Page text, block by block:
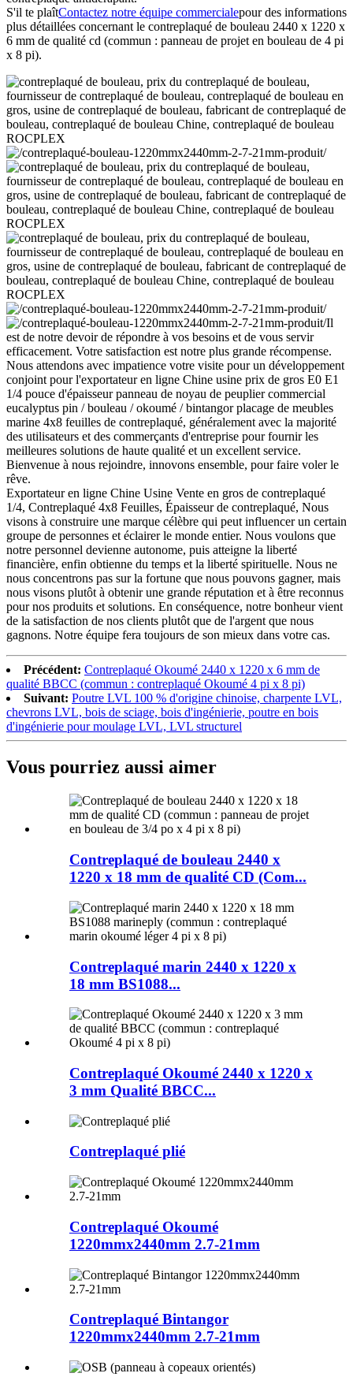
S'il te plaîtContactez notre équipe commercialepour des informations
plus détaillées concernant le contreplaqué de bouleau 2440 x 1220 x
6 mm de qualité cd (commun : panneau de projet en bouleau de 4 pi
x 8 pi).
Il
est de notre devoir de répondre à vos besoins et de vous servir
efficacement. Votre satisfaction est notre plus grande récompense.
Nous attendons avec impatience votre visite pour un développement
conjoint pour l'exportateur en ligne Chine usine prix de gros E0 E1
1/4 pouce d'épaisseur panneau de noyau de peuplier commercial
eucalyptus pin / bouleau / okoumé / bintangor placage de meubles
marine 4x8 feuilles de contreplaqué, généralement avec la majorité
des utilisateurs et des commerçants d'entreprise pour fournir les
meilleures solutions de haute qualité et un excellent service.
Bienvenue à nous rejoindre, innovons ensemble, pour faire voler le
rêve.
Exportateur en ligne Chine Usine Vente en gros de contreplaqué
1/4, Contreplaqué 4x8 Feuilles, Épaisseur de contreplaqué, Nous
visons à construire une marque célèbre qui peut influencer un certain
groupe de personnes et éclairer le monde entier. Nous voulons que
notre personnel devienne autonome, puis atteigne la liberté
financière, enfin obtienne du temps et la liberté spirituelle. Nous ne
nous concentrons pas sur la fortune que nous pouvons gagner, mais
nous visons plutôt à obtenir une grande réputation et à être reconnus
pour nos produits et solutions. En conséquence, notre bonheur vient
de la satisfaction de nos clients plutôt que de l'argent que nous
gagnons. Notre équipe fera toujours de son mieux dans votre cas.
Précédent: Contreplaqué Okoumé 2440 x 1220 x 6 mm de
qualité BBCC (commun : contreplaqué Okoumé 4 pi x 8 pi)
Suivant: Poutre LVL 100 % d'origine chinoise, charpente LVL,
chevrons LVL, bois de sciage, bois d'ingénierie, poutre en bois
d'ingénierie pour moulage LVL, LVL structurel
Vous pourriez aussi aimer
Contreplaqué de bouleau 2440 x
1220 x 18 mm de qualité CD (Com...
Contreplaqué marin 2440 x 1220 x
18 mm BS1088...
Contreplaqué Okoumé 2440 x 1220 x
3 mm Qualité BBCC...
Contreplaqué plié
Contreplaqué Okoumé
1220mmx2440mm 2.7-21mm
Contreplaqué Bintangor
1220mmx2440mm 2.7-21mm